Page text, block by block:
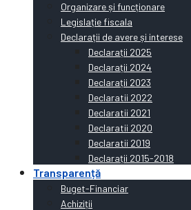
Organizare și funcționare
Legislație fiscala
Declarații de avere și interese
Declarații 2025
Declarații 2024
Declarații 2023
Declaratii 2022
Declaratii 2021
Declaratii 2020
Declaratii 2019
Declarații 2015-2018
Transparență
Buget-Financiar
Achiziții